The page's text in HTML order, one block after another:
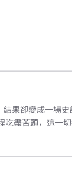
果卻變成一場
吃盡苦頭，這一